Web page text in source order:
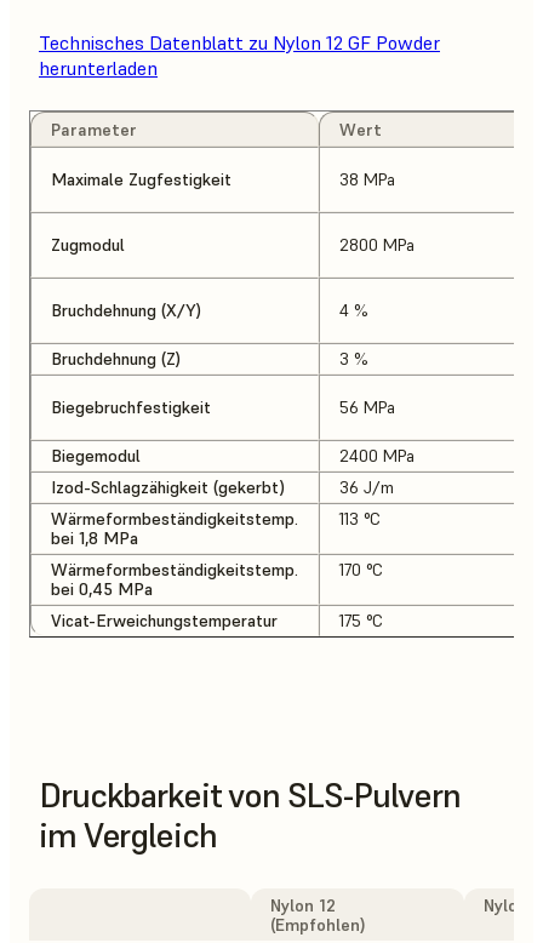
Technisches Datenblatt zu Nylon 12 GF Powder
herunterladen
Parameter Wert
Maximale Zugfestigkeit 38 MPa
Zugmodul 2800 MPa
Bruchdehnung (X/Y) 4 %
Bruchdehnung (Z) 3 %
Biegebruchfestigkeit 56 MPa
Biegemodul
2400 MPa
Izod-Schlagzähigkeit (gekerbt)
36 J/m
Wärmeformbeständigkeitstemp.
bei 1,8 MPa
113 °C
Wärmeformbeständigkeitstemp.
bei 0,45 MPa
170 °C
Vicat-Erweichungstemperatur 175 °C
Druckbarkeit von SLS-Pulvern
im Vergleich
Nylon 12
(Empfohlen)
Nylon